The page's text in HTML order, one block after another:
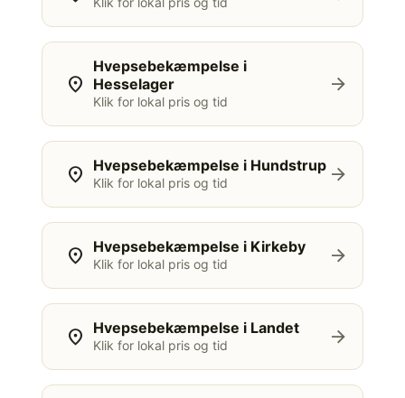
location_on
Hvepsebekæmpelse i
Hesselager
Klik for lokal pris og tid
arrow_forward
location_on Hvepsebekæmpelse i Hundstrup
Klik for lokal pris og tid arrow_forward
location_on Hvepsebekæmpelse i Kirkeby
Klik for lokal pris og tid arrow_forward
location_on Hvepsebekæmpelse i Landet
Klik for lokal pris og tid arrow_forward